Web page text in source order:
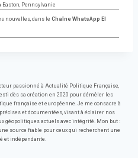
Easton, Pennsylvanie
nouvelles, dans le Chaîne WhatsApp El
passionné à Actualité Politique Française,
dès sa création en 2020 pour démêler les
française et européenne. Je me consacre à
et documentées, visant à éclairer nos
géopolitiques actuels avec intégrité. Mon but :
source fiable pour ceux qui recherchent une
et indépendante.